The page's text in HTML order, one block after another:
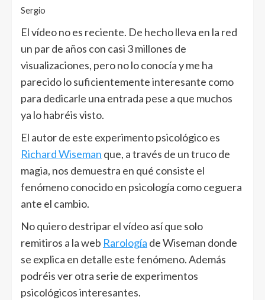
Sergio
El vídeo no es reciente. De hecho lleva en la red
un par de años con casi 3 millones de
visualizaciones, pero no lo conocía y me ha
parecido lo suficientemente interesante como
para dedicarle una entrada pese a que muchos
ya lo habréis visto.
El autor de este experimento psicológico es
Richard Wiseman que, a través de un truco de
magia, nos demuestra en qué consiste el
fenómeno conocido en psicología como ceguera
ante el cambio.
No quiero destripar el vídeo así que solo
remitiros a la web Rarología de Wiseman donde
se explica en detalle este fenómeno. Además
podréis ver otra serie de experimentos
psicológicos interesantes.